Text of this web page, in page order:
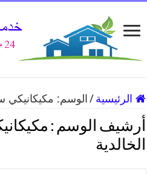
الرئيسية / الوسم: مكيكانيكي
أرشيف الوسم :
الخالدية